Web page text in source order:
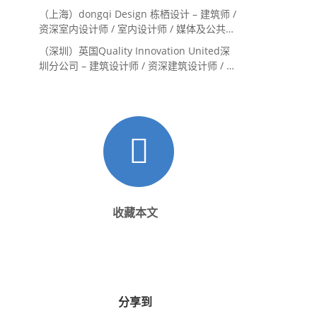
（上海）dongqi Design 栋栖设计 – 建筑师 /
资深室内设计师 / 室内设计师 / 媒体及公共关
系主管 / 设计实习生（常年招聘）
（深圳）英国Quality Innovation United深
圳分公司 – 建筑设计师 / 资深建筑设计师 / 室
收藏本文
分享到